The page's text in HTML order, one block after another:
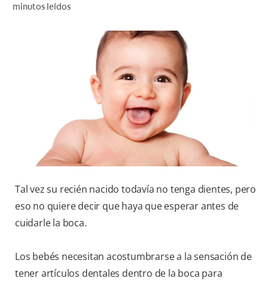
PARA PROFESIONALES
minutos leídos
Tal vez su recién nacido todavía no tenga dientes, pero
eso no quiere decir que haya que esperar antes de
cuidarle la boca.
Los bebés necesitan acostumbrarse a la sensación de
tener artículos dentales dentro de la boca para